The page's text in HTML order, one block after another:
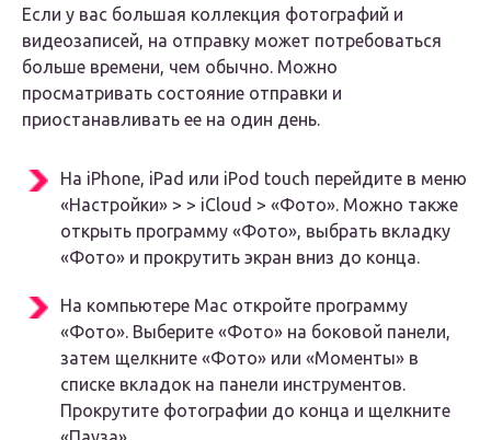
Если у вас большая коллекция фотографий и
видеозаписей, на отправку может потребоваться
больше времени, чем обычно. Можно
просматривать состояние отправки и
приостанавливать ее на один день.
На iPhone, iPad или iPod touch перейдите в меню
«Настройки» > > iCloud > «Фото». Можно также
открыть программу «Фото», выбрать вкладку
«Фото» и прокрутить экран вниз до конца.
На компьютере Mac откройте программу
«Фото». Выберите «Фото» на боковой панели,
затем щелкните «Фото» или «Моменты» в
списке вкладок на панели инструментов.
Прокрутите фотографии до конца и щелкните